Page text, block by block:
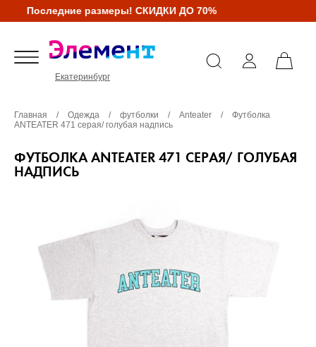
Последние размеры! СКИДКИ ДО 70%
Екатеринбург
Главная / Одежда / футболки / Anteater /
Футболка
ANTEATER 471 серая/ голубая надпись
ФУТБОЛКА ANTEATER 471 СЕРАЯ/ ГОЛУБАЯ
НАДПИСЬ